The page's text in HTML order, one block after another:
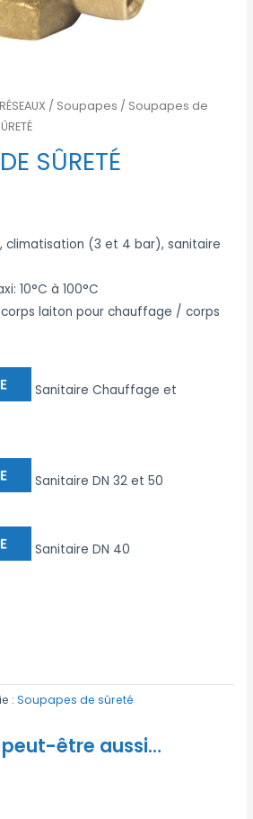
/ Soupapes / Soupapes de
SÛRETÉ
climatisation (3 et 4 bar), sanitaire
10°C à 100°C
laiton pour chauffage / corps
Sanitaire Chauffage et
Sanitaire DN 32 et 50
Sanitaire DN 40
:Soupapes de sûreté
être aussi…